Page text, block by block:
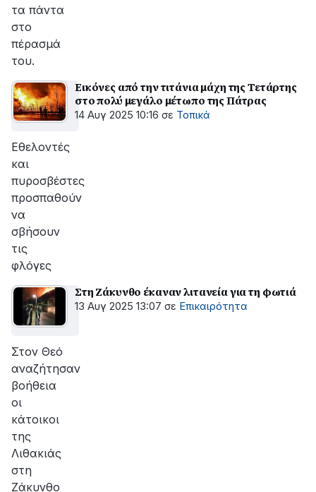
τα πάντα
στο
πέρασμά
του.
Εικόνες από την τιτάνια μάχη της Τετάρτης
στο πολύ μεγάλο μέτωπο της Πάτρας
14 Αυγ 2025 10:16 σε Τοπικά
Εθελοντές
και
πυροσβέστες
προσπαθούν
να
σβήσουν
τις
φλόγες
Στη Ζάκυνθο έκαναν λιτανεία για τη φωτιά
13 Αυγ 2025 13:07 σε Επικαιρότητα
Στον Θεό
αναζήτησαν
βοήθεια
οι
κάτοικοι
της
Λιθακιάς
στη
Ζάκυνθο